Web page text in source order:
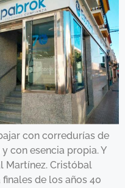
con corredurías de
con esencia propia. Y
Martínez. Cristóbal
de los años 40